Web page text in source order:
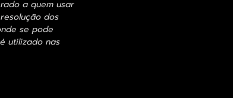
a quem usar
dos
se pode
utilizado nas